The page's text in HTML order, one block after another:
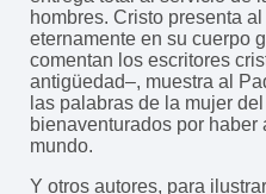
hombres. Cristo presenta
eternamente en su cuerpo
comentan los escritores
antigüedad–, muestra al
las palabras de la mujer
bienaventurados por haber
mundo.
Y otros autores, para